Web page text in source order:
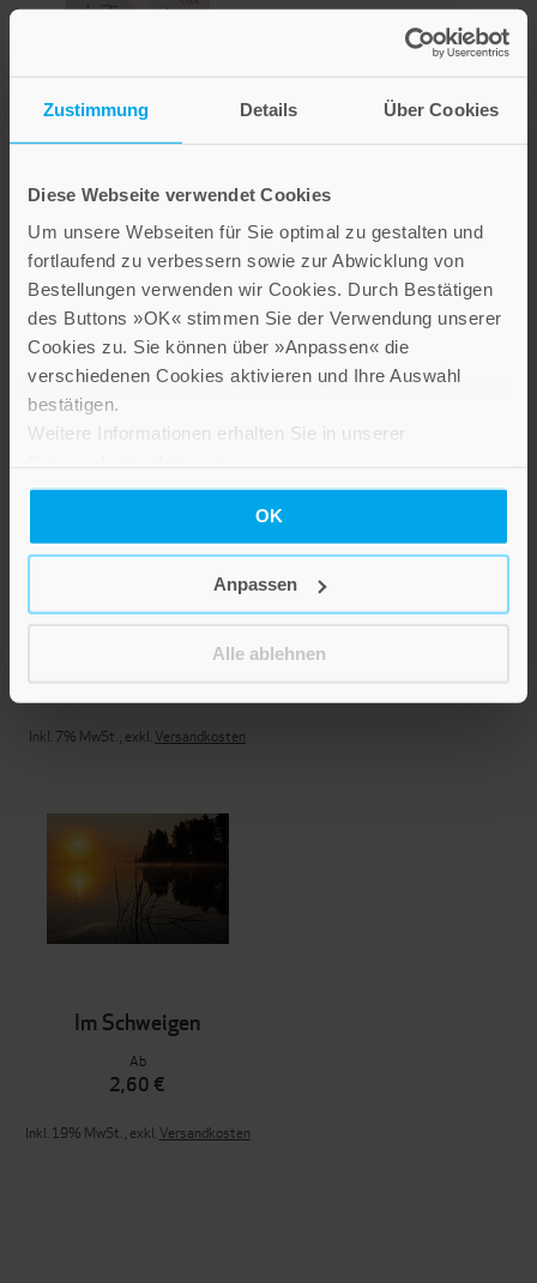
Zustimmung Details Über Cookies
Diese Webseite verwendet Cookies
Um unsere Webseiten für Sie optimal zu gestalten und
fortlaufend zu verbessern sowie zur Abwicklung von
Bestellungen verwenden wir Cookies. Durch Bestätigen
des Buttons »OK« stimmen Sie der Verwendung unserer
Cookies zu. Sie können über »Anpassen« die
verschiedenen Cookies aktivieren und Ihre Auswahl
bestätigen.
Weitere Informationen erhalten Sie in unserer
OK
Anpassen
Alle ablehnen
In Tagen der Trauer
10,00 €
Inkl. 7% MwSt.,exkl.Versandkosten
Ich wünsch dir Trost in
deiner Nacht
Inkl. 7% MwSt. exkl. Versandkosten
Im Schweigen
Ab
2,60 €
Inkl. 19% MwSt.,exkl.Versandkosten